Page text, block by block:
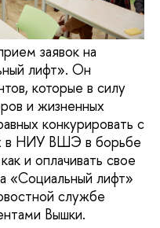
заявок на
лифт». Он
которые в силу
и жизненных
конкурировать с
в НИУ ВШЭ в борьбе
и оплачивать свое
«Социальный лифт»
службе
Вышки.